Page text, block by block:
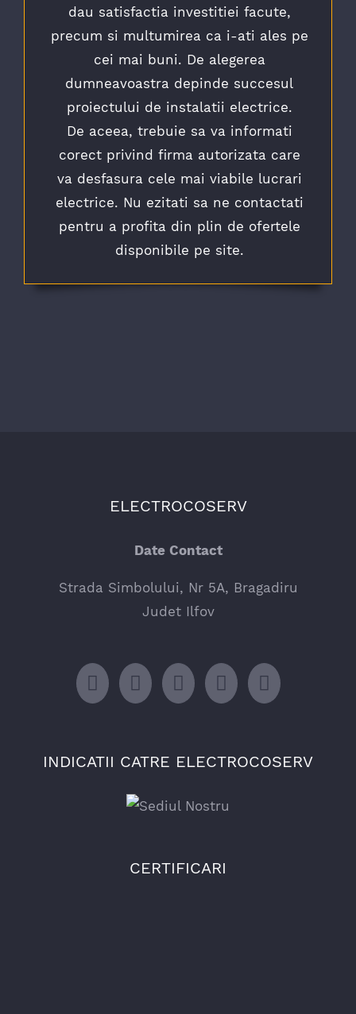
dau satisfactia investitiei facute,
precum si multumirea ca i-ati ales pe
cei mai buni. De alegerea
dumneavoastra depinde succesul
proiectului de instalatii electrice.
De aceea, trebuie sa va informati
corect privind firma autorizata care
va desfasura cele mai viabile lucrari
electrice. Nu ezitati sa ne contactati
pentru a profita din plin de ofertele
disponibile pe site.
ELECTROCOSERV
Date Contact
Strada Simbolului, Nr 5A, Bragadiru
Judet Ilfov
INDICATII CATRE ELECTROCOSERV
CERTIFICARI